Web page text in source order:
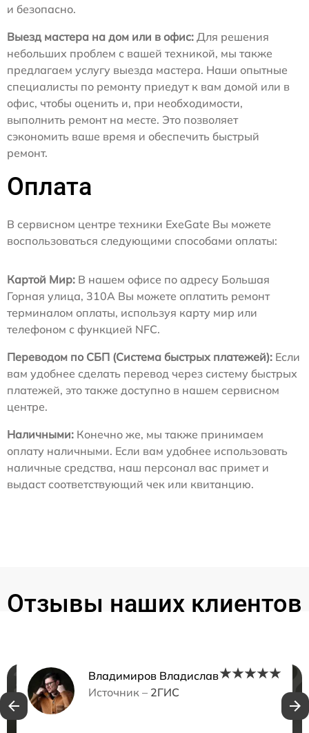
и безопасно.
Выезд мастера на дом или в офис: Для решения
небольших проблем с вашей техникой, мы также
предлагаем услугу выезда мастера. Наши опытные
специалисты по ремонту приедут к вам домой или в
офис, чтобы оценить и, при необходимости,
выполнить ремонт на месте. Это позволяет
сэкономить ваше время и обеспечить быстрый
ремонт.
Оплата
В сервисном центре техники ExeGate Вы можете
воспользоваться следующими способами оплаты:
Картой Мир: В нашем офисе по адресу Большая
Горная улица, 310А Вы можете оплатить ремонт
терминалом оплаты, используя карту мир или
телефоном с функцией NFC.
Переводом по СБП (Система быстрых платежей): Если
вам удобнее сделать перевод через систему быстрых
платежей, это также доступно в нашем сервисном
центре.
Наличными: Конечно же, мы также принимаем
оплату наличными. Если вам удобнее использовать
наличные средства, наш персонал вас примет и
выдаст соответствующий чек или квитанцию.
Отзывы наших клиентов
Владимиров Владислав
Источник – 2ГИС
Нужна консультация?